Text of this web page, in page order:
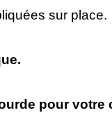
sur place.
pour